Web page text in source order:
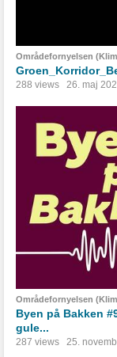
Områdefornyelsen
288 views 26. maj
Områdefornyelsen
Byen på Bakken
gule...
287 views 25.